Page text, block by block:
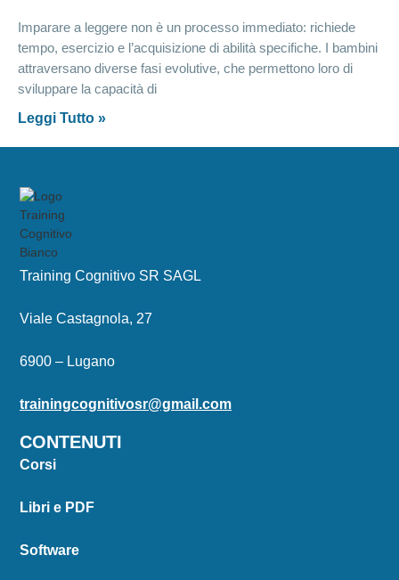
Imparare a leggere non è un processo immediato: richiede
tempo, esercizio e l’acquisizione di abilità specifiche. I bambini
attraversano diverse fasi evolutive, che permettono loro di
sviluppare la capacità di
Leggi Tutto »
Training Cognitivo SR SAGL
Viale Castagnola, 27
6900 – Lugano
trainingcognitivosr@gmail.com
CONTENUTI
Corsi
Libri e PDF
Software